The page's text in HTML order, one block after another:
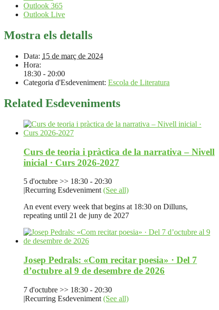
Outlook 365
Outlook Live
Mostra els detalls
Data: 15 de març de 2024
Hora:
18:30 - 20:00
Categoria d'Esdeveniment: Escola de Literatura
Related Esdeveniments
Curs de teoria i pràctica de la narrativa – Nivell
inicial · Curs 2026-2027
5 d'octubre >> 18:30 - 20:30
|Recurring Esdeveniment(See all)
An event every week that begins at 18:30 on Dilluns,
repeating until 21 de juny de 2027
Josep Pedrals: «Com recitar poesia» · Del 7
d’octubre al 9 de desembre de 2026
7 d'octubre >> 18:30 - 20:30
|Recurring Esdeveniment (See all)